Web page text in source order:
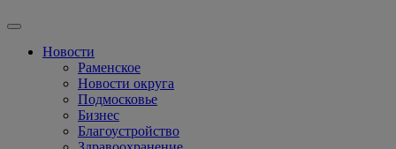
Новости
Раменское
Новости округа
Подмосковье
Бизнес
Благоустройство